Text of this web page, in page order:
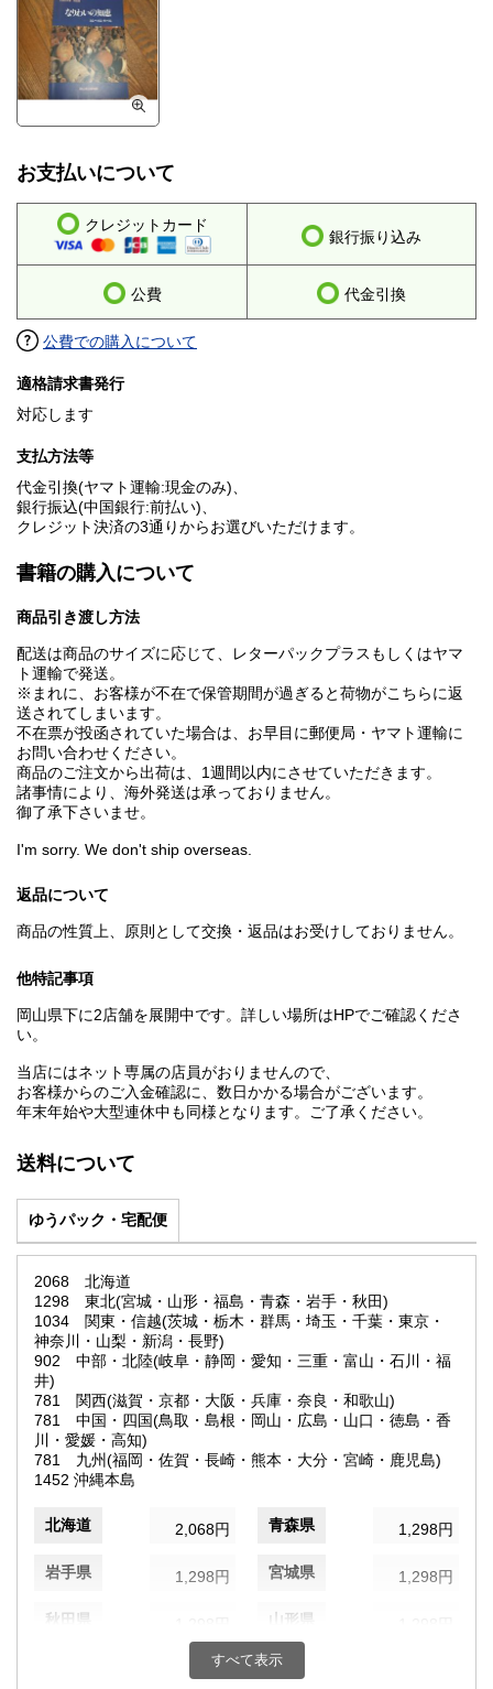
お支払いについて
クレジットカード
銀行振り込み
公費 代金引換
公費での購入について
適格請求書発行
対応します
支払方法等
代金引換(ヤマト運輸:現金のみ)、
銀行振込(中国銀行:前払い)、
クレジット決済の3通りからお選びいただけます。
書籍の購入について
商品引き渡し方法
配送は商品のサイズに応じて、レターパックプラスもしくはヤマ
ト運輸で発送。
※まれに、お客様が不在で保管期間が過ぎると荷物がこちらに返
送されてしまいます。
不在票が投函されていた場合は、お早目に郵便局・ヤマト運輸に
お問い合わせください。
商品のご注文から出荷は、1週間以内にさせていただきます。
諸事情により、海外発送は承っておりません。
御了承下さいませ。
I'm sorry. We don't ship overseas.
返品について
商品の性質上、原則として交換・返品はお受けしておりません。
他特記事項
岡山県下に2店舗を展開中です。詳しい場所はHPでご確認くださ
い。
当店にはネット専属の店員がおりませんので、
お客様からのご入金確認に、数日かかる場合がございます。
年末年始や大型連休中も同様となります。ご了承ください。
送料について
ゆうパック・宅配便
2068 北海道
1298 東北(宮城・山形・福島・青森・岩手・秋田)
1034 関東・信越(茨城・栃木・群馬・埼玉・千葉・東京・
神奈川・山梨・新潟・長野)
902 中部・北陸(岐阜・静岡・愛知・三重・富山・石川・福
井)
781 関西(滋賀・京都・大阪・兵庫・奈良・和歌山)
781 中国・四国(鳥取・島根・岡山・広島・山口・徳島・香
川・愛媛・高知)
781 九州(福岡・佐賀・長崎・熊本・大分・宮崎・鹿児島)
1452 沖縄本島
北海道 2,068円 青森県 1,298円
岩手県 1,298円 宮城県 1,298円
秋田県 山形県
1,298円 茨城県
すべて表示